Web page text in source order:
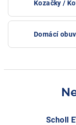
Kozačky /
Domácí obuv
Scholl